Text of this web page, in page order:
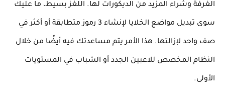
الغرفة وشراء المزيد من الديكورات لها. اللغز بسيط، ما عليك
سوى تبديل مواضع الخلايا لإنشاء 3 رموز متطابقة أو أكثر في
صف واحد لإزالتها. هذا الأمر يتم مساعدتك فيه أيضًا من خلال
النظام المخصص للاعبين الجدد أو الشباب في المستويات
الأولى.